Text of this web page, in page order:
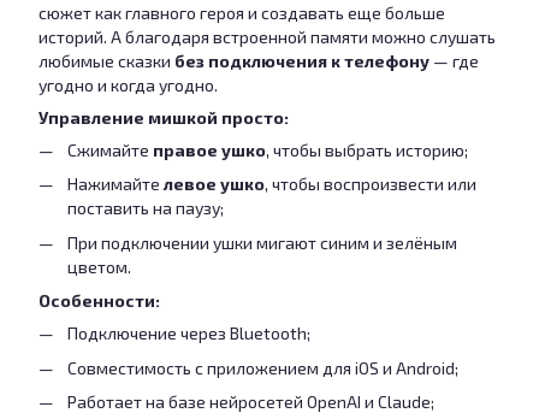
сюжет как главного героя и создавать еще больше
историй. А благодаря встроенной памяти можно слушать
любимые сказки без подключения к телефону — где
угодно и когда угодно.
Управление мишкой просто:
Сжимайте правое ушко, чтобы выбрать историю;
Нажимайте левое ушко, чтобы воспроизвести или
поставить на паузу;
При подключении ушки мигают синим и зелёным
цветом.
Особенности:
Подключение через Bluetooth;
Совместимость с приложением для iOS и Android;
Работает на базе нейросетей OpenAI и Claude;